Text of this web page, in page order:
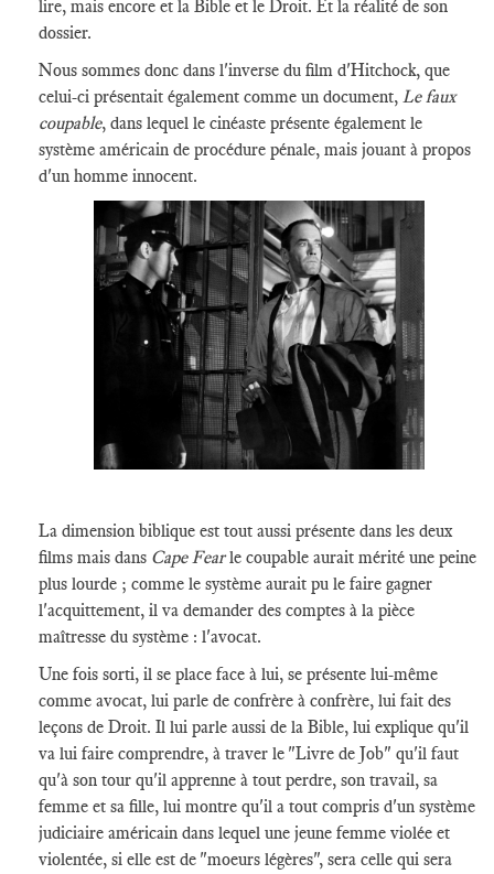
lire, mais encore et la Bible et le Droit. Et la réalité de son
dossier.
Nous sommes donc dans l'inverse du film d'Hitchock, que
celui-ci présentait également comme un document, Le faux
coupable, dans lequel le cinéaste présente également le
système américain de procédure pénale, mais jouant à propos
d'un homme innocent.
La dimension biblique est tout aussi présente dans les deux
films mais dans Cape Fearle coupable aurait mérité une peine
plus lourde ; comme le système aurait pu le faire gagner
l'acquittement, il va demander des comptes à la pièce
maîtresse du système : l'avocat.
Une fois sorti, il se place face à lui, se présente lui-même
comme avocat, lui parle de confrère à confrère, lui fait des
leçons de Droit. Il lui parle aussi de la Bible, lui explique qu'il
va lui faire comprendre, à traver le "Livre de Job" qu'il faut
qu'à son tour qu'il apprenne à tout perdre, son travail, sa
femme et sa fille, lui montre qu'il a tout compris d'un système
judiciaire américain dans lequel une jeune femme violée et
violentée, si elle est de "moeurs légères", sera celle qui sera